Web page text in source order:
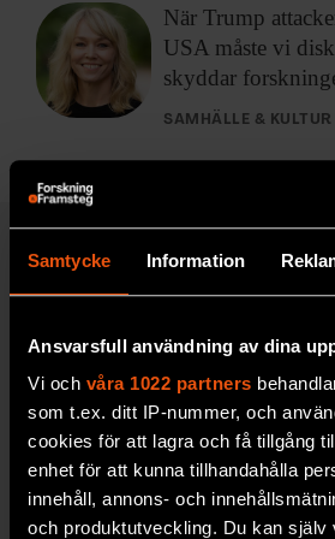
Samtycke Information
Ansvarsfull användning av dina
Vi och våra 1022 partners
som t.ex. ditt IP-nummer, och
cookies för att lagra och få tillgång
enhet för att kunna tillhandahålla
innehåll, annons- och
och produktutveckling. Du kan själv
När Trump
USA måste vi
skyddar
SAMHÄLLE & KULTUR
UPPTÄCK F&F:S ARKIV!